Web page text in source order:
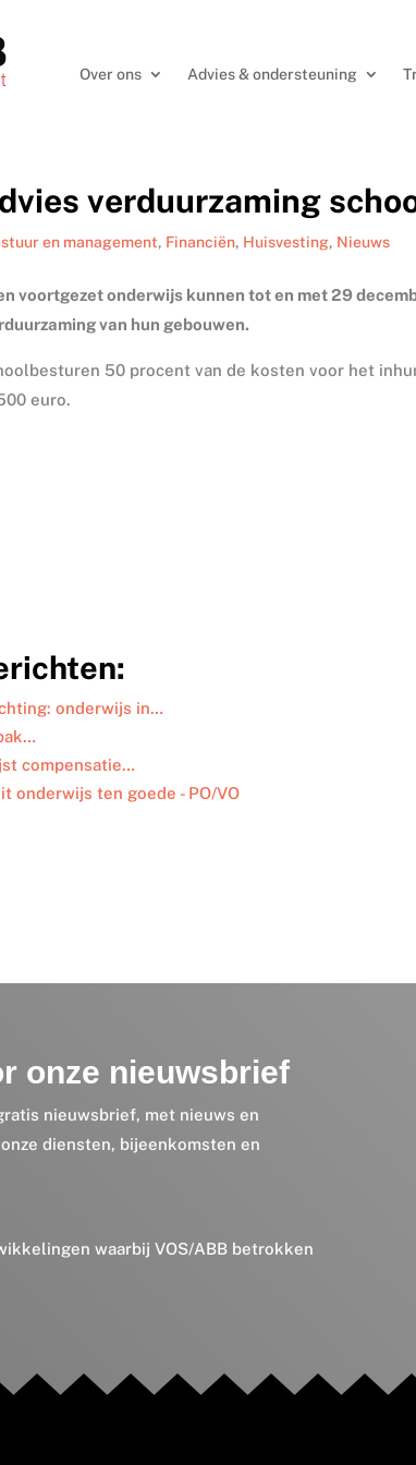
Over ons Advies & ondersteuning
verduurzaming
en management, Financiën, Huisvesting, Nieuws
voortgezet onderwijs kunnen tot en met 29
van hun gebouwen.
50 procent van de kosten voor het
euro.
onderwijs in…
compensatie…
onderwijs ten goede - PO/VO
onze nieuwsbrief
nieuwsbrief, met nieuws en
diensten, bijeenkomsten en
waarbij VOS/ABB betrokken